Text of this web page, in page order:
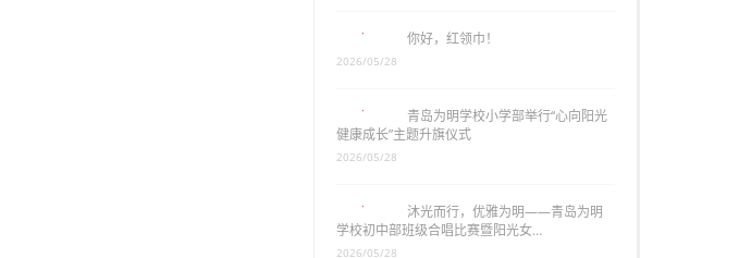
你好，红领巾！
2026/05/28
青岛为明学校小学部举行“心向阳光
健康成长”主题升旗仪式
2026/05/28
沐光而行，优雅为明——青岛为明
学校初中部班级合唱比赛暨阳光女…
2026/05/28